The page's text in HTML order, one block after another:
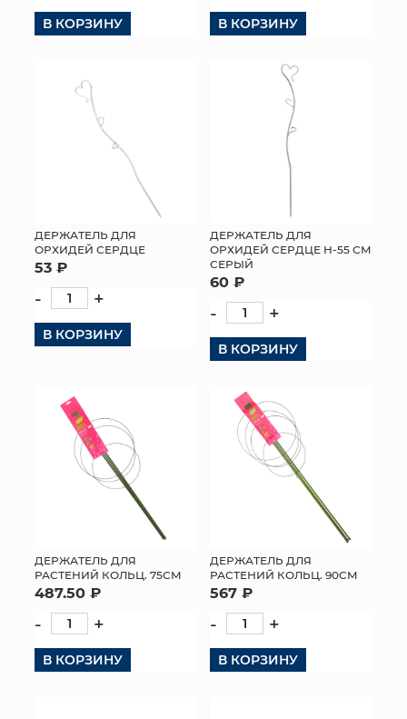
ТОРГОВЫЙ ЦЕНТР
ОПТОВЫМ КЛИЕНТАМ
ДОСТАВКА И ОПЛАТА
КОНТАКТЫ
В КОРЗИНУ В КОРЗИНУ
ДЕРЖАТЕЛЬ ДЛЯ
ОРХИДЕЙ СЕРДЦЕ
53 ₽
- +
В КОРЗИНУ
ДЕРЖАТЕЛЬ ДЛЯ
ОРХИДЕЙ СЕРДЦЕ Н-55 СМ
СЕРЫЙ
60 ₽
- +
В КОРЗИНУ
ДЕРЖАТЕЛЬ ДЛЯ
РАСТЕНИЙ КОЛЬЦ. 75СМ
487.50 ₽
- +
В КОРЗИНУ
ДЕРЖАТЕЛЬ ДЛЯ
РАСТЕНИЙ КОЛЬЦ. 90СМ
567 ₽
- +
В КОРЗИНУ